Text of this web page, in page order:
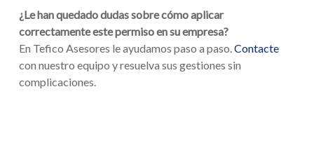
¿Le han quedado dudas sobre cómo aplicar
correctamente este permiso en su empresa?
En Tefico Asesores le ayudamos paso a paso.Contacte
con nuestro equipo y resuelva sus gestiones sin
complicaciones.